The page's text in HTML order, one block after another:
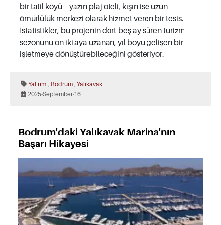
bir tatil köyü – yazın plaj oteli, kışın ise uzun
ömürlülük merkezi olarak hizmet veren bir tesis.
İstatistikler, bu projenin dört-beş ay süren turizm
sezonunu on iki aya uzanan, yıl boyu gelişen bir
işletmeye dönüştürebileceğini gösteriyor.
Yatırım Bodrum Yalıkavak
2025-September-16
Bodrum'daki Yalıkavak Marina'nın
Başarı Hikayesi